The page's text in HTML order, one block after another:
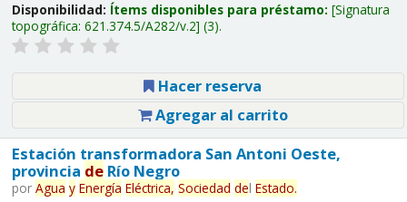
Disponibilidad: Ítems disponibles para préstamo: Signatura
topográfica: 621.374.5/A282/v.2 (3).
Hacer reserva
Agregar al carrito
Estación transformadora San Antoni Oeste,
provincia deRío Negro
por Agua y Energía Eléctrica, Sociedad del Estado.